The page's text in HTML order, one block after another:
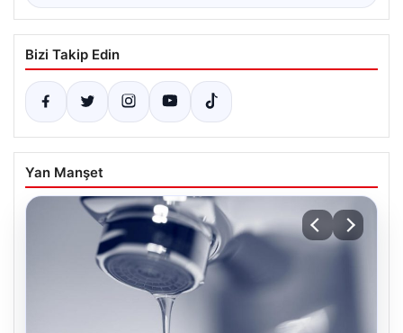
Bizi Takip Edin
Yan Manşet